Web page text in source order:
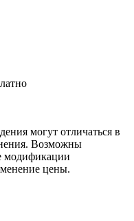
могут отличаться в
Возможны
модификации
цены.